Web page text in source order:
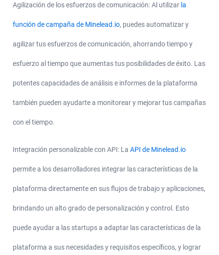
Agilización de los esfuerzos de comunicación: Al utilizar la
función de campaña de Minelead.io, puedes automatizar y
agilizar tus esfuerzos de comunicación, ahorrando tiempo y
esfuerzo al tiempo que aumentas tus posibilidades de éxito. Las
potentes capacidades de análisis e informes de la plataforma
también pueden ayudarte a monitorear y mejorar tus campañas
con el tiempo.
Integración personalizable con API: LaAPI de Minelead.io
permite a los desarrolladores integrar las características de la
plataforma directamente en sus flujos de trabajo y aplicaciones,
brindando un alto grado de personalización y control. Esto
puede ayudar a las startups a adaptar las características de la
plataforma a sus necesidades y requisitos específicos, y lograr